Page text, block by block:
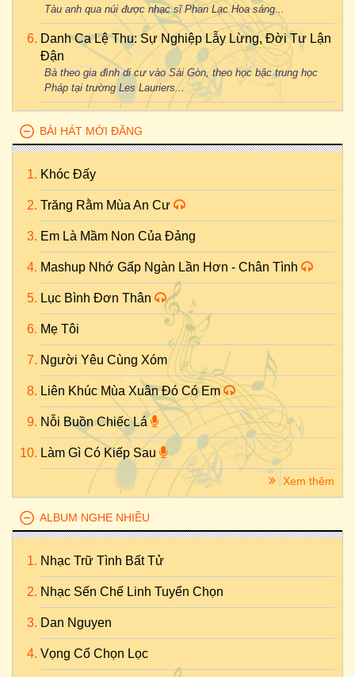
Tàu anh qua núi được nhạc sĩ Phan Lạc Hoa sáng...
Danh Ca Lệ Thu: Sự Nghiệp Lẫy Lừng, Đời Tư Lận
Đận
Bà theo gia đình di cư vào Sài Gòn, theo học bậc trung học
Pháp tại trường Les Lauriers...
BÀI HÁT MỚI ĐĂNG
Khóc Đấy
Trăng Rằm Mùa An Cư
Em Là Mầm Non Của Đảng
Mashup Nhớ Gấp Ngàn Lần Hơn - Chân Tình
Lục Bình Đơn Thân
Mẹ Tôi
Người Yêu Cùng Xóm
Liên Khúc Mùa Xuân Đó Có Em
Nỗi Buồn Chiếc Lá
Làm Gì Có Kiếp Sau
Xem thêm
ALBUM NGHE NHIỀU
Nhạc Trữ Tình Bất Tử
Nhạc Sến Chế Linh Tuyển Chọn
Dan Nguyen
Vọng Cổ Chọn Lọc